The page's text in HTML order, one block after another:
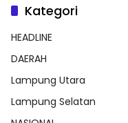
Kategori
HEADLINE
DAERAH
Lampung Utara
Lampung Selatan